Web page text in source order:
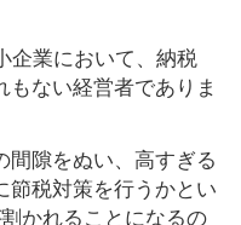
企業において、納税
ない経営者でありま
隙をぬい、高すぎる
節税対策を行うかとい
かれることになるの